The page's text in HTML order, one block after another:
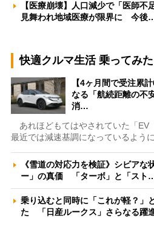
【医療崩壊】人口減少で「医師
見舞われ地域医療が限界に 今後
快適クルマ生活 乗ってみ
【4ヶ月間で受注累
なる「航続距離の不
消…
あれほどもてはやされていた「EV
最近では減速基調になっているよう
《雪道の対応力を検証》シビアな
ー」の真価 「ターボ」と「スト
乗り込むと同時に「これが軽？」
た 「日産ルークス」さらなる躍